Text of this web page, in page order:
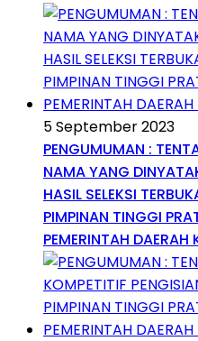
5 September 2023
PENGUMUMAN :
NAMA YANG
HASIL SELEKSI
PIMPINAN TINGGI
PEMERINTAH